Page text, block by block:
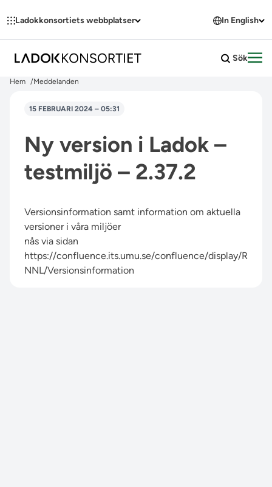
Ladokkonsortiets webbplatser In English
Sök
Hem Meddelanden
15 FEBRUARI 2024 – 05:31
Ny version i Ladok –
testmiljö – 2.37.2
Versionsinformation samt information om aktuella
versioner i våra miljöer
nås via sidan
https://confluence.its.umu.se/confluence/display/R
NNL/Versionsinformation